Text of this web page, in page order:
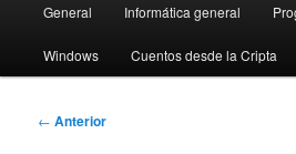
principal
General Informática general
Windows Cuentos desde la Cripta
Navegación
← Anterior